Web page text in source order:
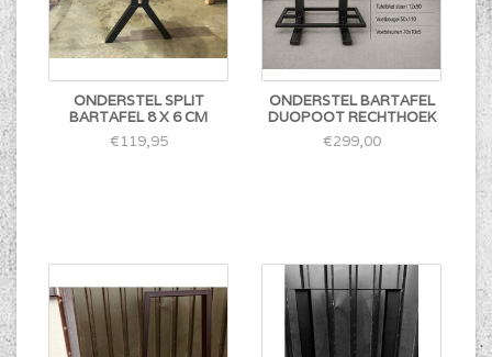
ONDERSTEL SPLIT
BARTAFEL 8 X 6 CM
€119,95
ONDERSTEL BARTAFEL
DUOPOOT RECHTHOEK
€299,00